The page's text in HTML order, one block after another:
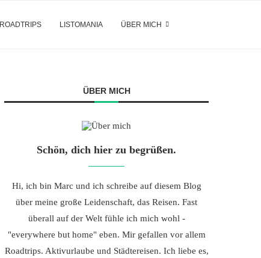
ROADTRIPS LISTOMANIA ÜBER MICH
ÜBER MICH
Schön, dich hier zu begrüßen.
Hi, ich bin Marc und ich schreibe auf diesem Blog
über meine große Leidenschaft, das Reisen. Fast
überall auf der Welt fühle ich mich wohl -
"everywhere but home" eben. Mir gefallen vor allem
Roadtrips. Aktivurlaube und Städtereisen. Ich liebe es,